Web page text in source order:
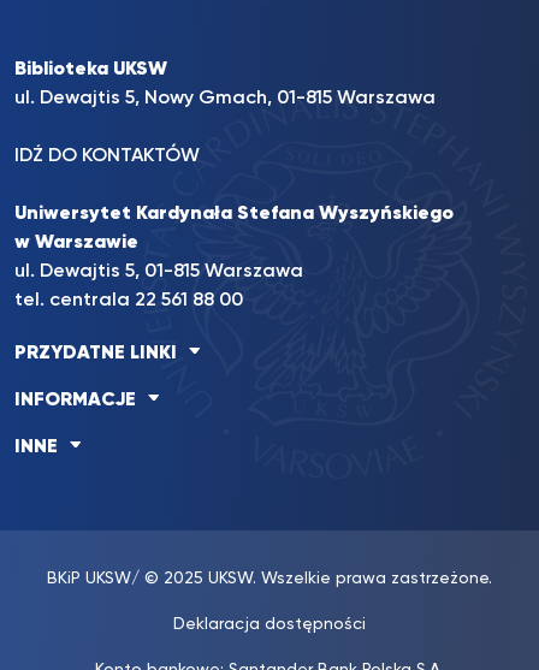
Biblioteka UKSW
ul. Dewajtis 5, Nowy Gmach, 01-815 Warszawa
IDŹ DO KONTAKTÓW
Uniwersytet Kardynała Stefana Wyszyńskiego
w Warszawie
ul. Dewajtis 5, 01-815 Warszawa
tel. centrala 22 561 88 00
PRZYDATNE LINKI
INFORMACJE
INNE
BKiP UKSW/ © 2025 UKSW. Wszelkie prawa zastrzeżone.
Deklaracja dostępności